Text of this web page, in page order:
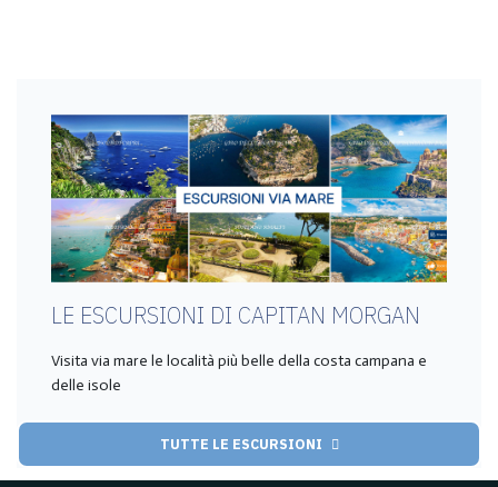
LE ESCURSIONI DI CAPITAN MORGAN
Visita via mare le località più belle della costa campana e
delle isole
TUTTE LE ESCURSIONI